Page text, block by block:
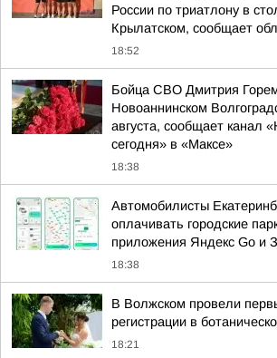
России по триатлону в
Крылатском, сообщает
18:52
Бойца СВО Дмитрия
Новоаннинском
августа, сообщает канал
сегодня» в «Максе»
18:38
Автомобилисты
оплачивать городские
приложения Яндекс Go и
18:38
В Волжском провели
регистрации в
18:21